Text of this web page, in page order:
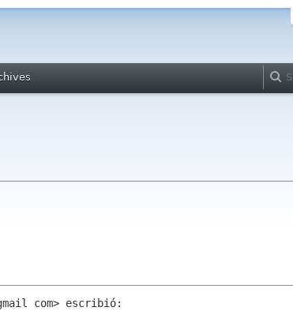
com> escribió: